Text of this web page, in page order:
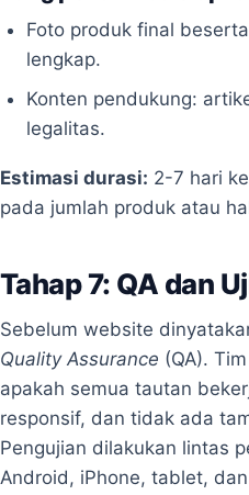
Foto produk final
lengkap.
Konten pendukung:
legalitas.
Estimasi durasi: 2-7 hari
pada jumlah produk atau
Tahap 7: QA dan
Sebelum website
Quality Assurance (QA).
apakah semua tautan
responsif, dan tidak ada
Pengujian dilakukan lintas
Android, iPhone, tablet,